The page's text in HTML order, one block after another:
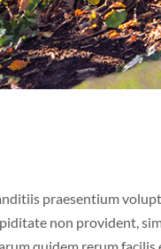
praesentium
non provident,